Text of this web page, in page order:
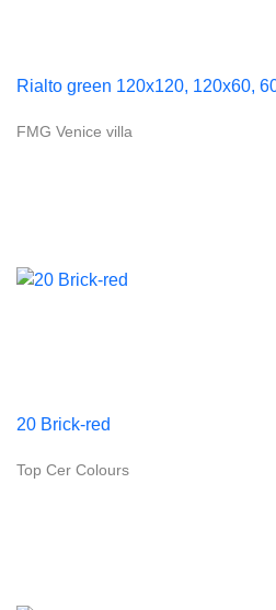
Rialto green 120x120, 120x60,
FMG Venice villa
20 Brick-red
Top Cer Colours